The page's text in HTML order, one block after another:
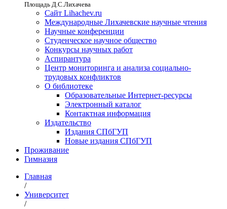
Площадь Д.С.Лихачева
Сайт Lihachev.ru
Международные Лихачевские научные чтения
Научные конференции
Студенческое научное общество
Конкурсы научных работ
Аспирантура
Центр мониторинга и анализа социально-
трудовых конфликтов
О библиотеке
Образовательные Интернет-ресурсы
Электронный каталог
Контактная информация
Издательство
Издания СПбГУП
Новые издания СПбГУП
Проживание
Гимназия
Главная
/
Университет
/